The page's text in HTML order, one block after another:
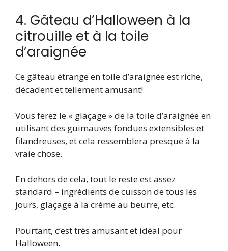
4. Gâteau d’Halloween à la
citrouille et à la toile
d’araignée
Ce gâteau étrange en toile d’araignée est riche,
décadent et tellement amusant!
Vous ferez le « glaçage » de la toile d’araignée en
utilisant des guimauves fondues extensibles et
filandreuses, et cela ressemblera presque à la
vraie chose.
En dehors de cela, tout le reste est assez
standard – ingrédients de cuisson de tous les
jours, glaçage à la crème au beurre, etc.
Pourtant, c’est très amusant et idéal pour
Halloween.